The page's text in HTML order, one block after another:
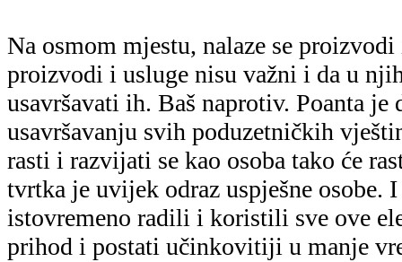
Na osmom mjestu, nalaze se
proizvodi i usluge nisu važni i da u
usavršavati ih. Baš naprotiv. Poanta je
usavršavanju svih poduzetničkih
rasti i razvijati se kao osoba tako će
tvrtka je uvijek odraz uspješne osobe.
istovremeno radili i koristili sve ove
prihod i postati učinkovitiji u manje